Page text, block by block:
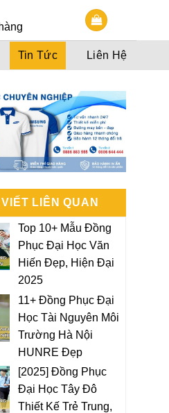
Tin Tức Liên Hệ
LIÊN QUAN
Top 10+ Mẫu Đồng
Phục Đại Học Văn
Hiến Đẹp, Hiện Đại
2025
11+ Đồng Phục Đại
Học Tài Nguyên Môi
Trường Hà Nội
HUNRE Đẹp
[2025] Đồng Phục
Đại Học Tây Đô
Thiết Kế Trẻ Trung,